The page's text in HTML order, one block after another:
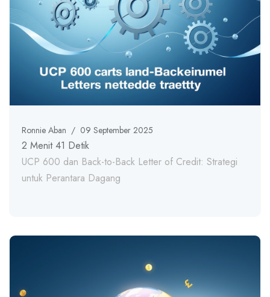
Ronnie Aban / 09 September 2025
2 Menit 41 Detik
UCP 600 dan Back-to-Back Letter of Credit: Strategi
untuk Perantara Dagang